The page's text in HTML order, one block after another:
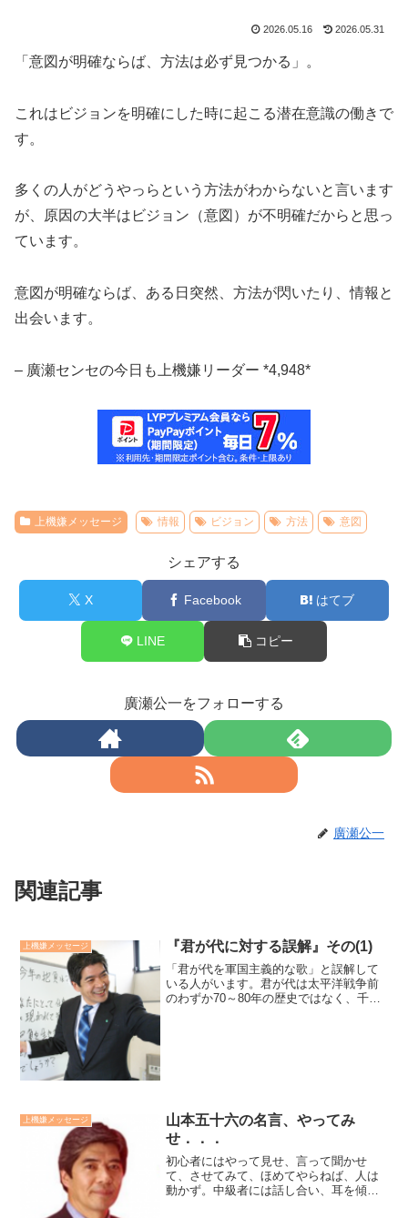
2026.05.16 2026.05.31
「意図が明確ならば、方法は必ず見つかる」。
これはビジョンを明確にした時に起こる潜在意識の働きで
す。
多くの人がどうやっらという方法がわからないと言います
が、原因の大半はビジョン（意図）が不明確だからと思っ
ています。
意図が明確ならば、ある日突然、方法が閃いたり、情報と
出会います。
– 廣瀬センセの今日も上機嫌リーダー *4,948*
上機嫌メッセージ 情報 ビジョン 方法 意図
シェアする
X Facebook はてブ
LINE コピー
廣瀬公一をフォローする
廣瀬公一
関連記事
上機嫌メッセージ 『君が代に対する誤解』その(1)
「君が代を軍国主義的な歌」と誤解して
いる人がいます。君が代は太平洋戦争前
のわずか70～80年の歴史ではなく、千年
上機嫌メッセージ
山本五十六の名言、やってみ
せ．．．
初心者にはやって見せ、言って聞かせ
て、させてみて、ほめてやらねば、人は
動かず。中級者には話し合い、耳を傾